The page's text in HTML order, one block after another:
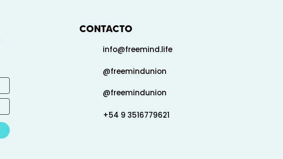
CONTACTO
info@freemind.life
@freemindunion
@freemindunion
+54 9 3516779621